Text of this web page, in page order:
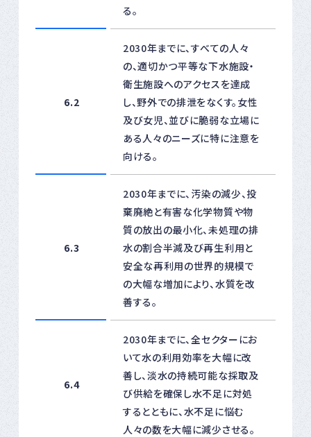
る。
6.2
2030年までに、すべての人々
の、適切かつ平等な下水施設・
衛生施設へのアクセスを達成
し、野外での排泄をなくす。女性
及び女児、並びに脆弱な立場に
ある人々のニーズに特に注意を
向ける。
6.3
2030年までに、汚染の減少、投
棄廃絶と有害な化学物質や物
質の放出の最小化、未処理の排
水の割合半減及び再生利用と
安全な再利用の世界的規模で
の大幅な増加により、水質を改
善する。
6.4
2030年までに、全セクターにお
いて水の利用効率を大幅に改
善し、淡水の持続可能な採取及
び供給を確保し水不足に対処
するとともに、水不足に悩む
人々の数を大幅に減少させる。